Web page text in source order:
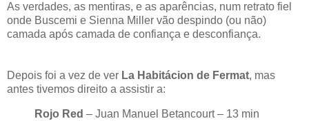
As verdades, as mentiras, e as aparências, num retrato fiel
onde Buscemi e Sienna Miller vão despindo (ou não)
camada após camada de confiança e desconfiança.
Depois foi a vez de ver La Habitácion de Fermat, mas
antes tivemos direito a assistir a:
Rojo Red – Juan Manuel Betancourt – 13 min